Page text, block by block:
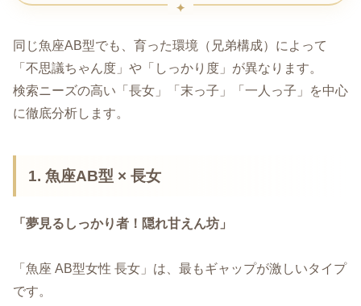
同じ魚座AB型でも、育った環境（兄弟構成）によって
「不思議ちゃん度」や「しっかり度」が異なります。
検索ニーズの高い「長女」「末っ子」「一人っ子」を中心
に徹底分析します。
1. 魚座AB型 × 長女
「夢見るしっかり者！隠れ甘えん坊」
「魚座 AB型女性 長女」は、最もギャップが激しいタイプ
です。